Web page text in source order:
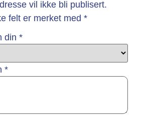
vil ikke bli publisert.
felt er merket med *
din *
*